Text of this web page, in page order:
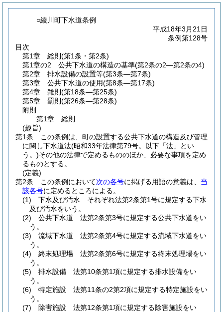
○綾川町下水道条例
平成18年3月21日
条例第128号
目次
第1章
総則 (第1条・第2条)
第1章の2
公共下水道の構造の基準(第2条の2―第2条の4)
第2章
排水設備の設置等(第3条―第7条)
第3章
公共下水道の使用(第8条―第17条)
第4章
雑則 (第18条―第25条)
第5章
罰則 (第26条―第28条)
附則
第1章
総則
(趣旨)
第1条
この条例は、町の設置する公共下水道の構造及び管理
に関し下水道法(昭和33年法律第79号。以下「法」とい
う。)その他の法律で定めるもののほか、必要な事項を定め
るものとする。
(定義)
第2条
この条例において次の各号に掲げる用語の意義は、 当
該各号に定めるところによる。
(1)
下水及び汚水 それぞれ法第2条第1号に規定する下水
及び汚水をいう。
(2)
公共下水道 法第2条第3号に規定する公共下水道をい
う。
(3)
流域下水道 法第2条第4号に規定する流域下水道をい
う。
(4)
終末処理場 法第2条第6号に規定する終末処理場をい
う。
(5)
排水設備 法第10条第1項に規定する排水設備をい
う。
(6)
特定施設 法第11条の2第2項に規定する特定施設をい
う。
(7)
除害施設 法第12条第1項に規定する除害施設をい